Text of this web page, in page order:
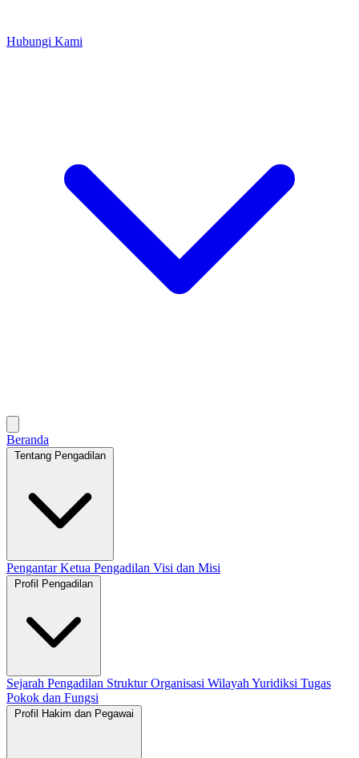
Hubungi Kami
Beranda
Tentang Pengadilan
Pengantar Ketua Pengadilan Visi dan Misi
Profil Pengadilan
Sejarah Pengadilan Struktur Organisasi Wilayah Yuridiksi Tugas
Pokok dan Fungsi
Profil Hakim dan Pegawai